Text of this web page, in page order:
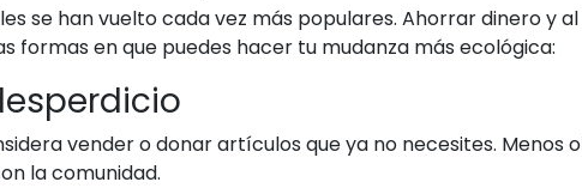
se han vuelto cada vez más populares. Ahorrar dinero y
formas en que puedes hacer tu mudanza más ecológica:
vender o donar artículos que ya no necesites.
la comunidad.